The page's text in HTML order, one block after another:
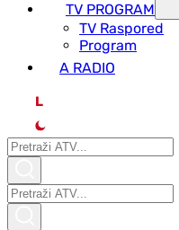
TV PROGRAM
ТV Raspored
Program
A RADIO
L